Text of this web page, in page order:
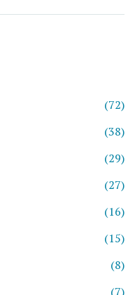
(72)
(38)
(29)
(27)
(16)
(15)
(8)
(7)